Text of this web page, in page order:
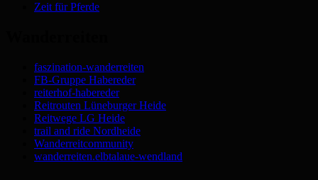
Zeit für Pferde
faszination-wanderreiten
FB-Gruppe Habereder
reiterhof-habereder
Reitrouten Lüneburger Heide
Reitwege LG Heide
trail and ride Nordheide
Wanderreitcommunity
wanderreiten.elbtalaue-wendland